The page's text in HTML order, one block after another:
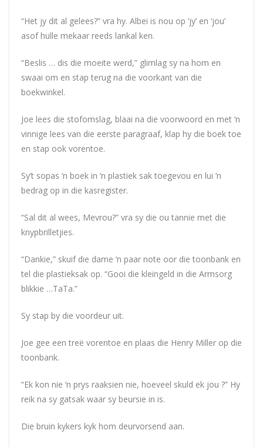
“Het jy dit al gelees?” vra hy. Albei is nou op ‘jy’ en ‘jou’
asof hulle mekaar reeds lankal ken.
“Beslis … dis die moeite werd,” glimlag sy na hom en
swaai om en stap terug na die voorkant van die
boekwinkel.
Joe lees die stofomslag, blaai na die voorwoord en met ‘n
vinnige lees van die eerste paragraaf, klap hy die boek toe
en stap ook vorentoe.
Sy’t sopas ‘n boek in ‘n plastiek sak toegevou en lui ‘n
bedrag op in die kasregister.
“Sal dit al wees, Mevrou?” vra sy die ou tannie met die
knypbrilletjies.
“Dankie,” skuif die dame ‘n paar note oor die toonbank en
tel die plastieksak op. “Gooi die kleingeld in die Armsorg
blikkie …TaTa.”
Sy stap by die voordeur uit.
Joe gee een treë vorentoe en plaas die Henry Miller op die
toonbank.
“Ek kon nie ‘n prys raaksien nie, hoeveel skuld ek jou ?” Hy
reik na sy gatsak waar sy beursie in is.
Die bruin kykers kyk hom deurvorsend aan.